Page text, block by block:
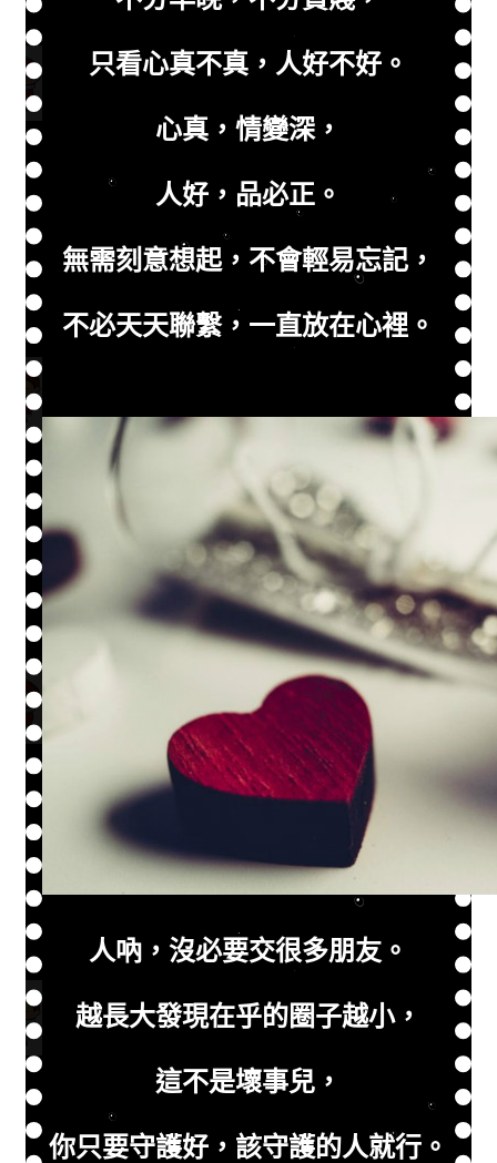
只看心真不真，人好不好。
心真，情變深，
人好，品必正。
無需刻意想起，不會輕易忘記，
不必天天聯繫，一直放在心裡。
人吶，沒必要交很多朋友。
越長大發現在乎的圈子越小，
這不是壞事兒，
你只要守護好，該守護的人就行。